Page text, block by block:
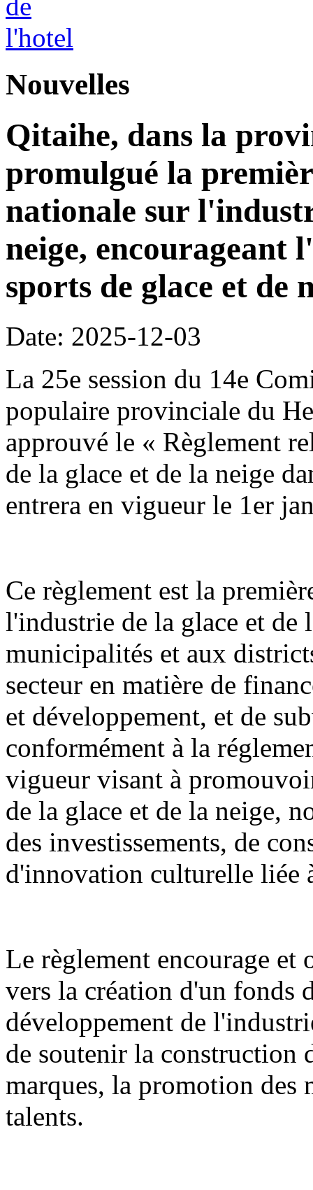
Nouvelles
Qitaihe, dans la
promulgué la
nationale sur
neige, encourageant
sports de glace et de
Date: 2025-12-03
La 25e session du 14e
populaire provinciale du
approuvé le « Règlement
de la glace et de la neige
entrera en vigueur le 1er
Ce règlement est la
l'industrie de la glace et de
municipalités et aux
secteur en matière de
et développement, et de
conformément à la
vigueur visant à
de la glace et de la neige,
des investissements, de
d'innovation culturelle liée
Le règlement encourage et
vers la création d'un fonds
développement de
de soutenir la construction
marques, la promotion des
talents.